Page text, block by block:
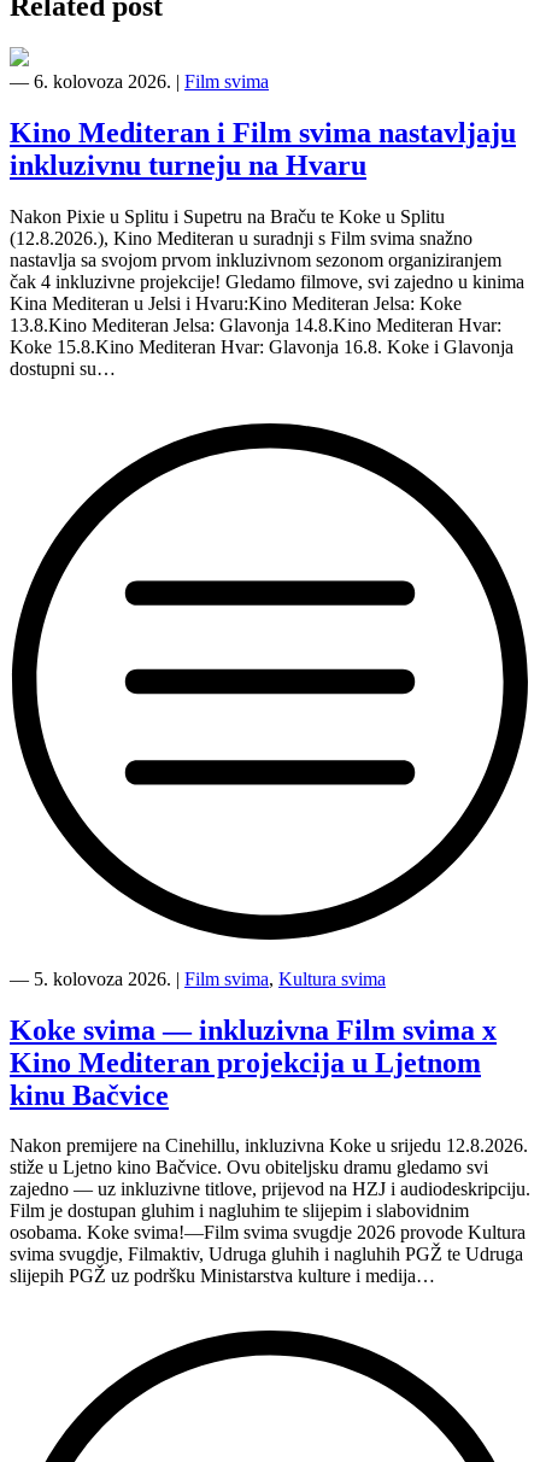
― 6. kolovoza 2026. | Film svima
Kino Mediteran i Film svima nastavljaju
inkluzivnu turneju na Hvaru
Nakon Pixie u Splitu i Supetru na Braču te Koke u Splitu
(12.8.2026.), Kino Mediteran u suradnji s Film svima snažno
nastavlja sa svojom prvom inkluzivnom sezonom organiziranjem
čak 4 inkluzivne projekcije! Gledamo filmove, svi zajedno u kinima
Kina Mediteran u Jelsi i Hvaru:Kino Mediteran Jelsa: Koke
13.8.Kino Mediteran Jelsa: Glavonja 14.8.Kino Mediteran Hvar:
Koke 15.8.Kino Mediteran Hvar: Glavonja 16.8. Koke i Glavonja
dostupni su…
Mediteran
Film
svima
nastavljaju
inkluzivnu
turneju
Hvaru”
― 5. kolovoza 2026. | Film svima, Kultura svima
Koke svima — inkluzivna Film svima x
Kino Mediteran projekcija u Ljetnom
kinu Bačvice
Nakon premijere na Cinehillu, inkluzivna Koke u srijedu 12.8.2026.
stiže u Ljetno kino Bačvice. Ovu obiteljsku dramu gledamo svi
zajedno — uz inkluzivne titlove, prijevod na HZJ i audiodeskripciju.
Film je dostupan gluhim i nagluhim te slijepim i slabovidnim
osobama. Koke svima!—Film svima svugdje 2026 provode Kultura
svima svugdje, Filmaktiv, Udruga gluhih i nagluhih PGŽ te Udruga
slijepih PGŽ uz podršku Ministarstva kulture i medija…